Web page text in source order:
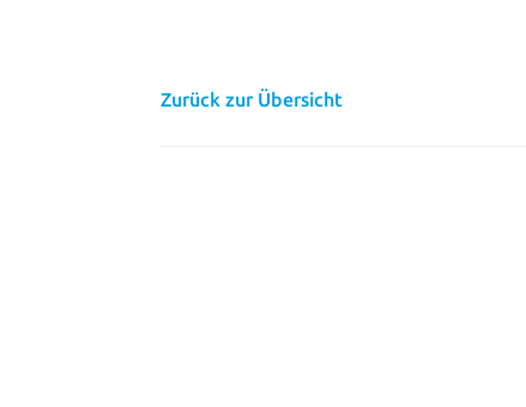
Zurück zur Übersicht